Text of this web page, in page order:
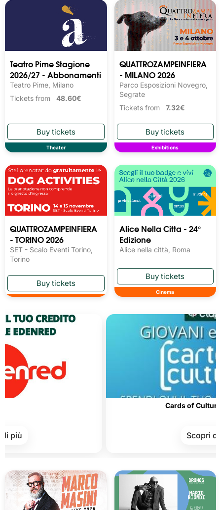
Teatro Pime Stagione
2026/27 - Abbonamenti
Teatro Pime, Milano
Tickets from 48.60€
Theater
QUATTROZAMPEINFIERA
- MILANO 2026
Parco Esposizioni Novegro,
Segrate
Tickets from 7.32€
Exhibitions
QUATTROZAMPEINFIERA
- TORINO 2026
SET - Scalo Eventi Torino,
Torino
Alice Nella Citta - 24°
Edizione
Alice nella città, Roma
Cinema
Cards of Culture and
Scopri di più